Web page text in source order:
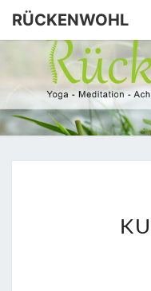
Skip
RÜCKENWOHL